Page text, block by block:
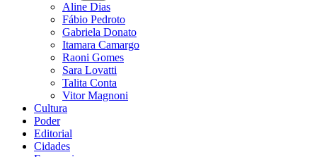
Aline Dias
Fábio Pedroto
Gabriela Donato
Itamara Camargo
Raoni Gomes
Sara Lovatti
Talita Conta
Vitor Magnoni
Cultura
Poder
Editorial
Cidades